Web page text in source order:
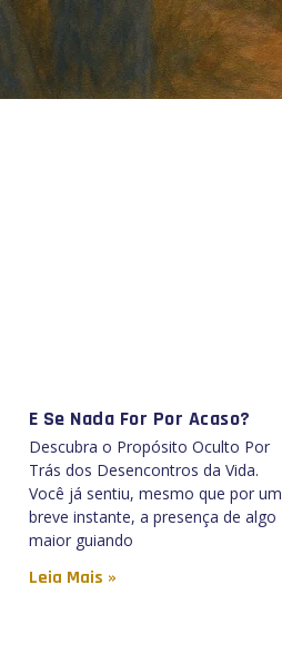
E Se Nada For Por Acaso?
Descubra o Propósito Oculto Por
Trás dos Desencontros da Vida.
Você já sentiu, mesmo que por um
breve instante, a presença de algo
maior guiando
Leia Mais »